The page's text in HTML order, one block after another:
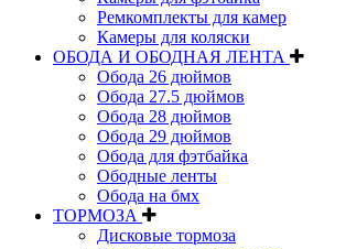
Ремкомплекты для камер
Камеры для коляски
ОБОДА И ОБОДНАЯ ЛЕНТА
Обода 26 дюймов
Обода 27.5 дюймов
Обода 28 дюймов
Обода 29 дюймов
Обода для фэтбайка
Ободные ленты
Обода на бмх
ТОРМОЗА
Дисковые тормоза